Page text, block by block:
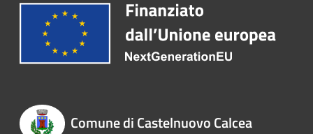
Comune di Castelnuovo Calcea